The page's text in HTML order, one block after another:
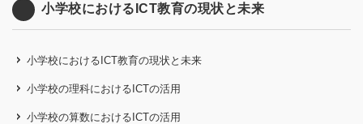
小学校におけるICT教育の現状と未来
小学校におけるICT教育の現状と未来
小学校の理科におけるICTの活用
小学校の算数におけるICTの活用